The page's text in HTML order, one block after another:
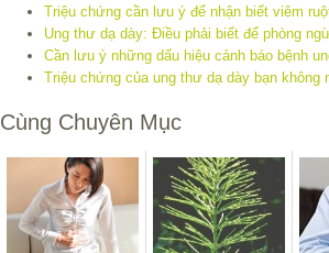
Triệu chứng cần lưu ý để nhận biết viêm
Ung thư dạ dày: Điều phải biết để phòng
Cần lưu ý những dấu hiệu cảnh báo bệnh
Triệu chứng của ung thư dạ dày bạn không
Cùng Chuyên Mục